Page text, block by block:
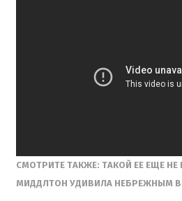
СМОТРИТЕ ТАКЖЕ: ТАКОЙ ЕЕ ЕЩЕ НЕ
МИДДЛТОН УДИВИЛА НЕБРЕЖНЫМ